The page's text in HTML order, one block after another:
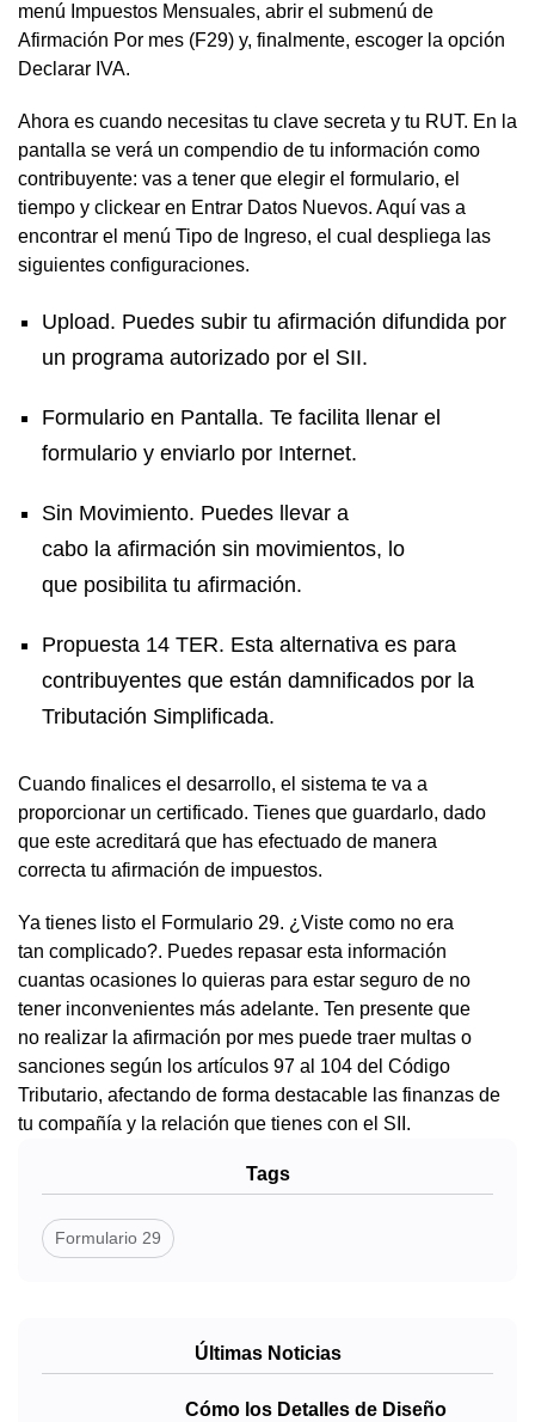
menú Impuestos Mensuales, abrir el submenú de
Afirmación Por mes (F29) y, finalmente, escoger la opción
Declarar IVA.
Ahora es cuando necesitas tu clave secreta y tu RUT. En la
pantalla se verá un compendio de tu información como
contribuyente: vas a tener que elegir el formulario, el
tiempo y clickear en Entrar Datos Nuevos. Aquí vas a
encontrar el menú Tipo de Ingreso, el cual despliega las
siguientes configuraciones.
Upload. Puedes subir tu afirmación difundida por
un programa autorizado por el SII.
Formulario en Pantalla. Te facilita llenar el
formulario y enviarlo por Internet.
Sin Movimiento. Puedes llevar a
cabo la afirmación sin movimientos, lo
que posibilita tu afirmación.
Propuesta 14 TER. Esta alternativa es para
contribuyentes que están damnificados por la
Tributación Simplificada.
Cuando finalices el desarrollo, el sistema te va a
proporcionar un certificado. Tienes que guardarlo, dado
que este acreditará que has efectuado de manera
correcta tu afirmación de impuestos.
Ya tienes listo el Formulario 29. ¿Viste como no era
tan complicado?. Puedes repasar esta información
cuantas ocasiones lo quieras para estar seguro de no
tener inconvenientes más adelante. Ten presente que
no realizar la afirmación por mes puede traer multas o
sanciones según los artículos 97 al 104 del Código
Tributario, afectando de forma destacable las finanzas de
tu compañía y la relación que tienes con el SII.
Tags
Formulario 29
Últimas Noticias
Cómo los Detalles de Diseño